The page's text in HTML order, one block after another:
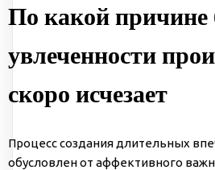
По какой причине
увлеченности
скоро исчезает
Процесс создания длительных
обусловлен от аффективного